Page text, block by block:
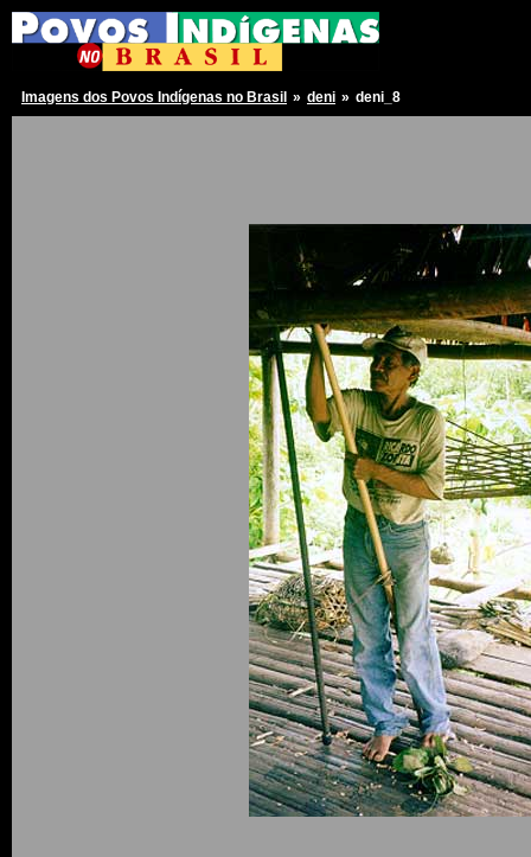
Imagens dos Povos Indígenas no Brasil » deni » deni_8